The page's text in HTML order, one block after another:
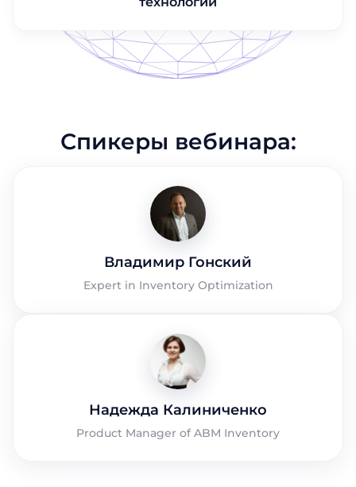
Должность
Спикеры вебинара:
Владимир Гонский
Expert in Inventory Optimization
Надежда Калиниченко
Product Manager of ABM Inventory
Должность
Отправить